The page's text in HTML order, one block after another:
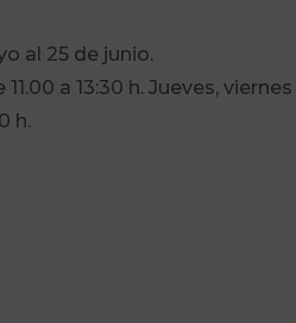
al 25 de junio.
a 13:30 h. Jueves, viernes
h.